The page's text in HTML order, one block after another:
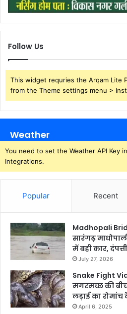
Follow Us
This widget requries the Arqam Lite
from the Theme settings menu >
Weather
You need to set the Weather API Key
Integrations.
Popular Recent
Madhopali
सारंगढ़
में बही कार,
July 27, 2026
Snake Fight
मगरमच्छ की
लड़ाई का
April 6, 2025